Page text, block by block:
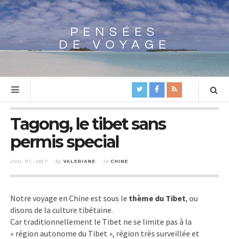
Array
PENSÉES
DE VOYAGE
Tagong, le tibet sans
permis special
JUIL 07, 2017 by VALERIANE in CHINE
Notre voyage en Chine est sous le thème du Tibet, ou
disons de la culture tibétaine.
Car traditionnellement le Tibet ne se limite pas à la
« région autonome du Tibet », région très surveillée et